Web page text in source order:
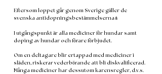
Eftersom loppet går genom Sverige gäller de
svenska antidopningsbestämmelserna!
I utgångspunkt är alla mediciner för hundar samt
doping av hundar och förare förbjudet.
Om en deltagare blir ertappad med mediciner i
släden, riskerar vederbörande att bli diskvalificerad.
Många mediciner har dessutom karensregler, d.v.s.